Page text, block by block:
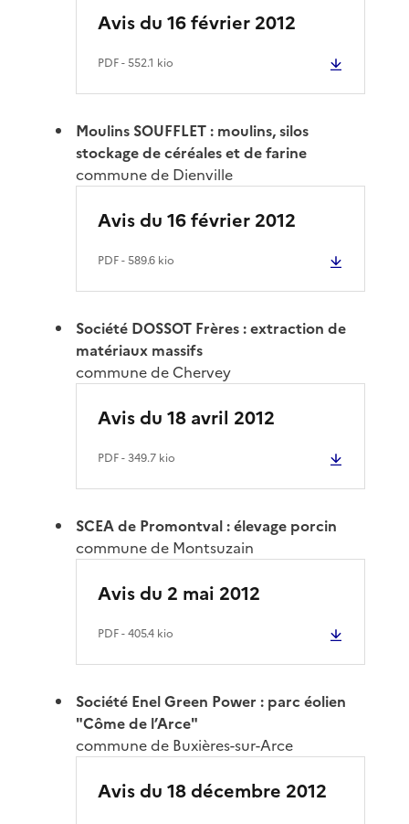
Avis du 16 février 2012
PDF- 552.1 kio
Moulins SOUFFLET : moulins, silos
stockage de céréales et de farine
commune de Dienville
Avis du 16 février 2012
PDF- 589.6 kio
Société DOSSOT Frères : extraction de
matériaux massifs
commune de Chervey
Avis du 18 avril 2012
PDF- 349.7 kio
SCEA de Promontval : élevage porcin
commune de Montsuzain
Avis du 2 mai 2012
PDF- 405.4 kio
Société Enel Green Power : parc éolien
"Côme de l’Arce"
commune de Buxières-sur-Arce
Avis du 18 décembre 2012